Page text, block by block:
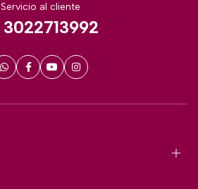
Servicio al cliente
3022713992